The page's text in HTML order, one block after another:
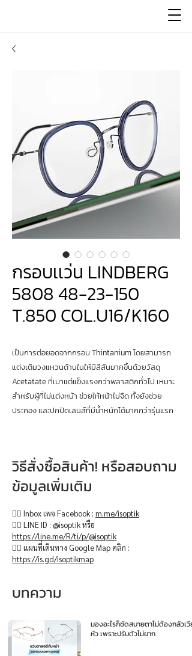
กรอบเเว่น LINDBERG
5808 48-23-150
T.850 COL.U16/K160
เป็นการต่อยอดจากกรอบ Thintanium โดยสามารถ
แต่งเติมวงแหวนด้านในให้มีสีสันมากขึ้นด้วยวัสดุ
Acetatate ที่เบาแต่แข็งแรงกว่าพลาสติกทั่วไป เหมาะ
สำหรับผู้ที่ไม่แต่งหน้า ช่วยให้หน้าไม่จืด ทั้งยังช่วย
ประคอง และปกปิดเลนส์ที่มีน้ำหนักได้มากกว่ารุ่นแรก
วิธีสั่งซื้อสินค้า! หรือสอบถาม
ข้อมูลเพิ่มเติม
👉🏻 Inbox เพจ Facebook : m.me/isoptik
👉🏻 LINE ID : @isoptik หรือ
https://line.me/R/ti/p/@isoptik
👉🏻 แผนที่เดินทาง Google Map คลิก :
https://is.gd/isoptikmap
บทความ
มองอะไรก็ชัดสบายตาไม่ต้องกลัวเวีย
หัว เพราะปรับตัวไม่ยาก